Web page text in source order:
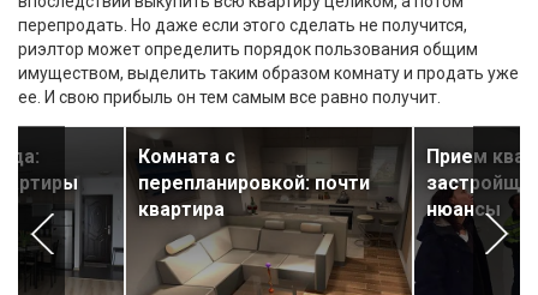
перепродать. Но даже если этого сделать не получится,
риэлтор может определить порядок пользования общим
имуществом, выделить таким образом комнату и продать уже
ее. И свою прибыль он тем самым все равно получит.
Комната с
перепланировкой: почти
квартира
Прием
нюансы